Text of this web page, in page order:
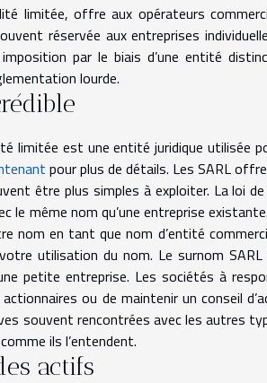
limitée, offre aux opérateurs
réservée aux entreprises
par le biais d’une entité
lourde.
limitée est une entité juridique utilisée
pour plus de détails. Les SARL
être plus simples à exploiter. La loi
le même nom qu’une entreprise
nom en tant que nom d’entité
utilisation du nom. Le surnom
petite entreprise. Les sociétés à
ou de maintenir un conseil
souvent rencontrées avec les autres
ils l’entendent.
actifs